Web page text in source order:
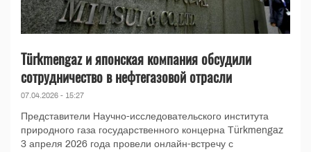
Türkmengaz и японская компания обсудили
сотрудничество в нефтегазовой отрасли
07.04.2026 - 15:27
Представители Научно-исследовательского института
природного газа государственного концерна Türkmengaz
3 апреля 2026 года провели онлайн-встречу с